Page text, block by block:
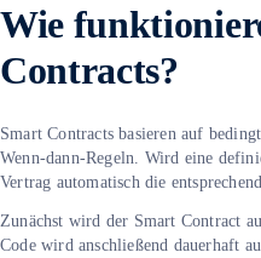
Wie
Contracts?
Smart Contracts basieren auf
Wenn-dann-Regeln. Wird eine
Vertrag automatisch die
Zunächst wird der Smart Contract
Code wird anschließend dauerhaft